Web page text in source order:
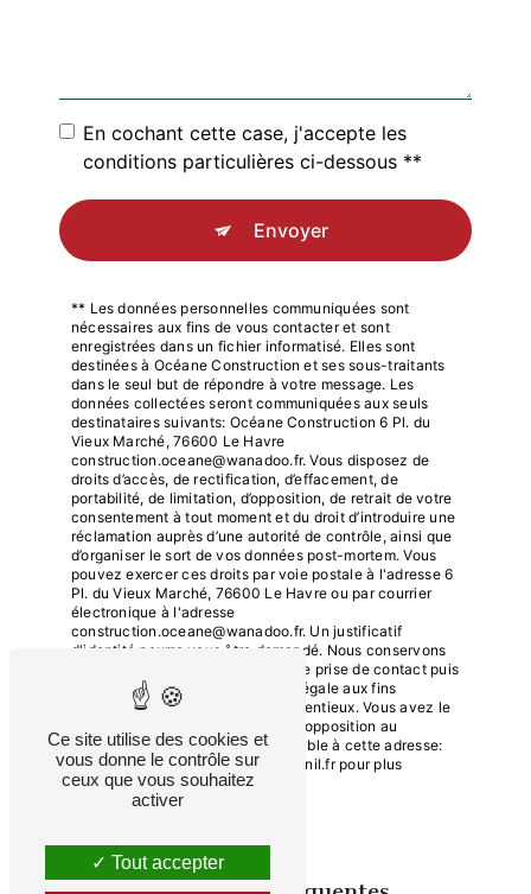
En cochant cette case, j'accepte les
conditions particulières ci-dessous **
Envoyer
** Les données personnelles communiquées sont
nécessaires aux fins de vous contacter et sont
enregistrées dans un fichier informatisé. Elles sont
destinées à Océane Construction et ses sous-traitants
dans le seul but de répondre à votre message. Les
données collectées seront communiquées aux seuls
destinataires suivants: Océane Construction 6 Pl. du
Vieux Marché, 76600 Le Havre
construction.oceane@wanadoo.fr. Vous disposez de
droits d’accès, de rectification, d’effacement, de
portabilité, de limitation, d’opposition, de retrait de votre
consentement à tout moment et du droit d’introduire une
réclamation auprès d’une autorité de contrôle, ainsi que
d’organiser le sort de vos données post-mortem. Vous
pouvez exercer ces droits par voie postale à l'adresse 6
Pl. du Vieux Marché, 76600 Le Havre ou par courrier
électronique à l'adresse
construction.oceane@wanadoo.fr. Un justificatif
d'identité pourra vous être demandé. Nous conservons
vos données pendant la période de prise de contact puis
pendant la durée de prescription légale aux fins
probatoires et de gestion des contentieux. Vous avez le
droit de vous inscrire sur la liste d'opposition au
démarchage téléphonique, disponible à cette adresse:
Bloctel.gouv.fr. Consultez le site cnil.fr pour plus
d’informations sur vos droits.
Ce site utilise des cookies et
vous donne le contrôle sur
ceux que vous souhaitez
activer
Tout accepter